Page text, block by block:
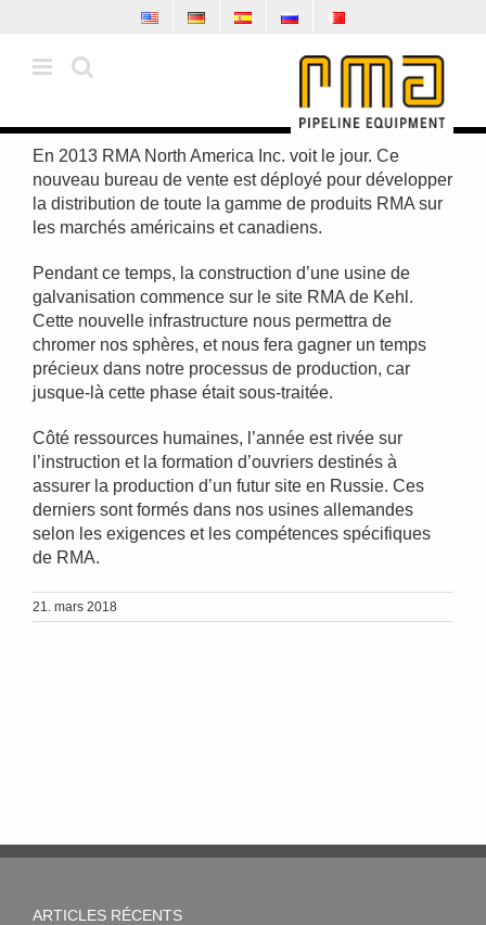
to
content
En 2013 RMA North America Inc. voit le jour. Ce
nouveau bureau de vente est déployé pour développer
la distribution de toute la gamme de produits RMA sur
les marchés américains et canadiens.
Pendant ce temps, la construction d’une usine de
galvanisation commence sur le site RMA de Kehl.
Cette nouvelle infrastructure nous permettra de
chromer nos sphères, et nous fera gagner un temps
précieux dans notre processus de production, car
jusque-là cette phase était sous-traitée.
Côté ressources humaines, l’année est rivée sur
l’instruction et la formation d’ouvriers destinés à
assurer la production d’un futur site en Russie. Ces
derniers sont formés dans nos usines allemandes
selon les exigences et les compétences spécifiques
de RMA.
21. mars 2018
ARTICLES RÉCENTS